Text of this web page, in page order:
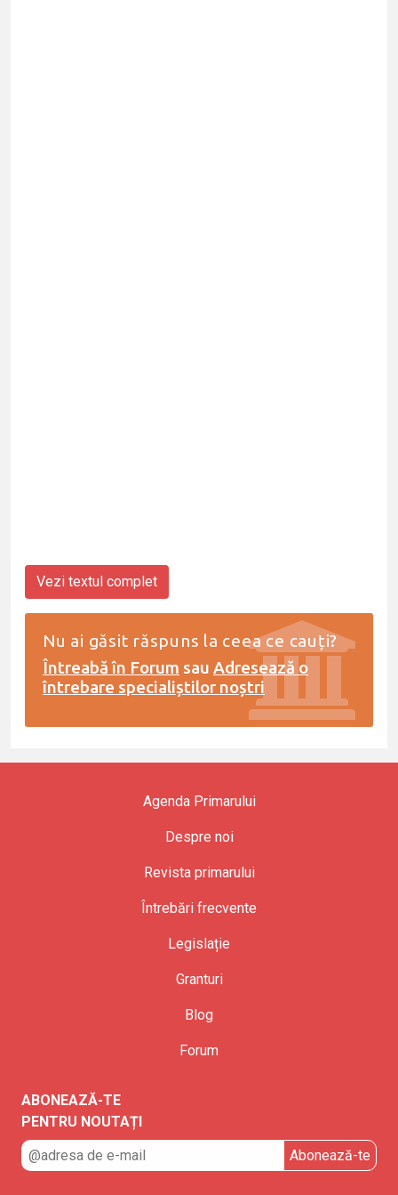
Vezi textul complet
Nu ai găsit răspuns la ceea ce cauți?
Întreabă în Forum sau Adresează o
întrebare specialiștilor noștri
Agenda Primarului
Despre noi
Revista primarului
Întrebări frecvente
Legislație
Granturi
Blog
Forum
ABONEAZĂ-TE
PENTRU NOUTAȚI